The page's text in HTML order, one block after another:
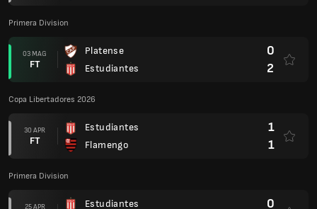
Primera Division
03 MAG
FT
Platense
Estudiantes
0
2
Copa Libertadores 2026
30 APR
FT
Estudiantes
Flamengo
1
1
Primera Division
25 APR
Estudiantes
0